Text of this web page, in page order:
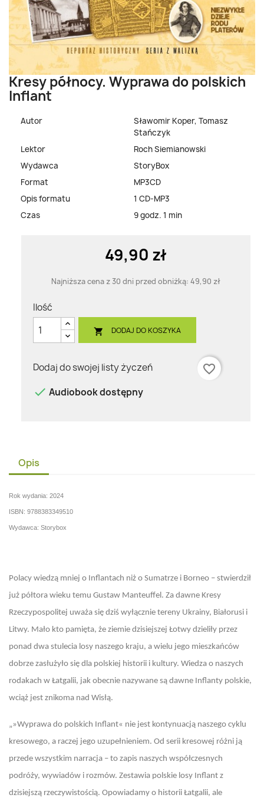
Kresy północy. Wyprawa do polskich
Inflant
Autor
Sławomir Koper, Tomasz
Stańczyk
Lektor
Roch Siemianowski
Wydawca
StoryBox
Format
MP3CD
Opis formatu
1 CD-MP3
Czas
9 godz. 1 min
49,90 zł
Najniższa cena z 30 dni przed obniżką: 49,90 zł
Ilość
 DODAJ DO KOSZYKA
Dodaj do swojej listy życzeń
favorite_border
 Audiobook dostępny
Opis
Rok wydania: 2024
ISBN: 9788383349510
Wydawca: Storybox
Polacy wiedzą mniej o Inflantach niż o Sumatrze i Borneo – stwierdził
już półtora wieku temu Gustaw Manteuffel. Za dawne Kresy
Rzeczypospolitej uważa się dziś wyłącznie tereny Ukrainy, Białorusi i
Litwy. Mało kto pamięta, że ziemie dzisiejszej Łotwy dzieliły przez
ponad dwa stulecia losy naszego kraju, a wielu jego mieszkańców
dobrze zasłużyło się dla polskiej historii i kultury. Wiedza o naszych
rodakach w Łatgalii, jak obecnie nazywane są dawne Inflanty polskie,
wciąż jest znikoma nad Wisłą.
„»Wyprawa do polskich Inflant« nie jest kontynuacją naszego cyklu
kresowego, a raczej jego uzupełnieniem. Od serii kresowej różni ją
przede wszystkim narracja – to zapis naszych współczesnych
podróży, wywiadów i rozmów. Zestawia polskie losy Inflant z
dzisiejszą rzeczywistością. Opowiadamy o historii Łatgalii, ale